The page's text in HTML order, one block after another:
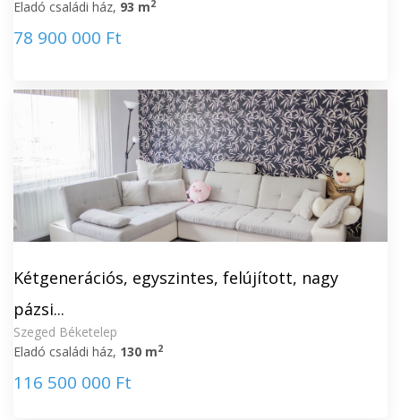
Eladó családi ház, 93 m2
78 900 000 Ft
Kétgenerációs, egyszintes, felújított, nagy
pázsi...
Szeged Béketelep
Eladó családi ház, 130 m2
116 500 000 Ft